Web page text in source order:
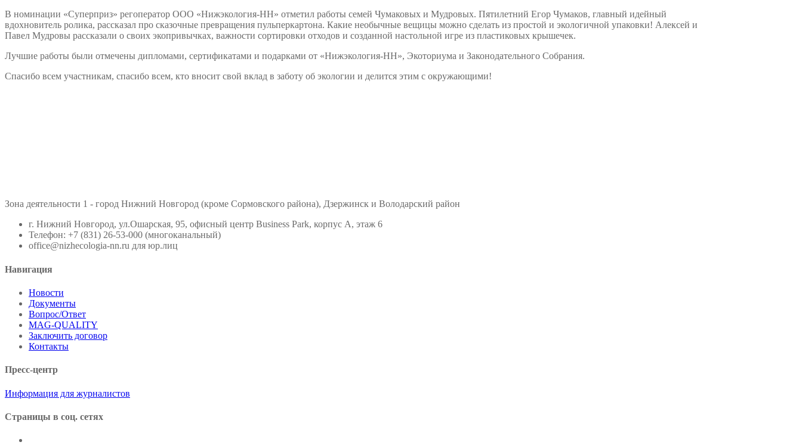
В номинации «Суперприз» регоператор ООО «Нижэкология-НН» отметил работы семей Чумаковых и Мудровых. Пятилетний Егор Чумаков, главный идейный
вдохновитель ролика, рассказал про сказочные превращения пульперкартона. Какие необычные вещицы можно сделать из простой и экологичной упаковки! Алексей и
Павел Мудровы рассказали о своих экопривычках, важности сортировки отходов и созданной настольной игре из пластиковых крышечек.
Лучшие работы были отмечены дипломами, сертификатами и подарками от «Нижэкология-НН», Экоториума и Законодательного Собрания.
Спасибо всем участникам, спасибо всем, кто вносит свой вклад в заботу об экологии и делится этим с окружающими!
Зона деятельности 1 - город Нижний Новгород (кроме Сормовского района), Дзержинск и Володарский район
г. Нижний Новгород, ул.Ошарская, 95, офисный центр Business Park, корпус А, этаж 6
Телефон: +7 (831) 26-53-000 (многоканальный)
office@nizhecologia-nn.ru для юр.лиц
Навигация
Новости
Документы
Вопрос/Ответ
MAG-QUALITY
Заключить договор
Контакты
Пресс-центр
Информация для журналистов
Cтраницы в соц. сетях